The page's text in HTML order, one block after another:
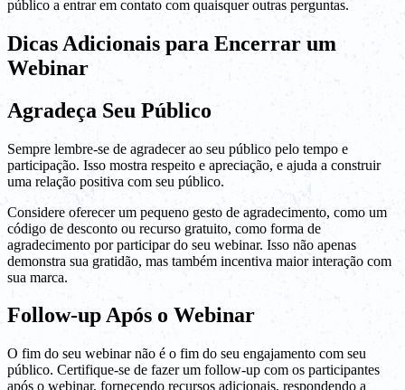
público a entrar em contato com quaisquer outras perguntas.
Dicas Adicionais para Encerrar um
Webinar
Agradeça Seu Público
Sempre lembre-se de agradecer ao seu público pelo tempo e
participação. Isso mostra respeito e apreciação, e ajuda a construir
uma relação positiva com seu público.
Considere oferecer um pequeno gesto de agradecimento, como um
código de desconto ou recurso gratuito, como forma de
agradecimento por participar do seu webinar. Isso não apenas
demonstra sua gratidão, mas também incentiva maior interação com
sua marca.
Follow-up Após o Webinar
O fim do seu webinar não é o fim do seu engajamento com seu
público. Certifique-se de fazer um follow-up com os participantes
após o webinar, fornecendo recursos adicionais, respondendo a